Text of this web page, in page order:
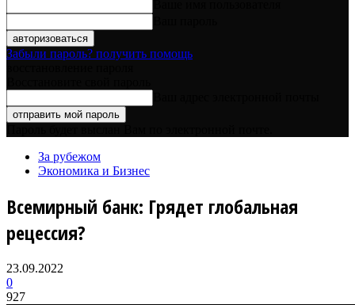
Забыли пароль? получить помощь
За рубежом
Экономика и Бизнес
Всемирный банк: Грядет глобальная
рецессия?
23.09.2022
0
927